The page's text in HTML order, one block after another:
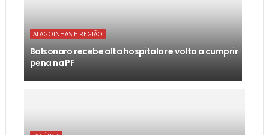
ALAGOINHAS E REGIÃO
Bolsonaro recebe alta hospitalar e volta a cumprir
pena na PF